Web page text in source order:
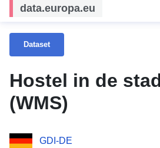
data.europa.eu
Dataset
Hostel in de
(WMS)
GDI-DE